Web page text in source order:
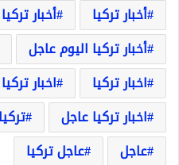
أخبار تركيا
أخبار
أخبار تركيا اليوم عاجل
اخبار تركيا
اخبار
اخبار تركيا عاجل
تركيا
عاجل
عاجل تركيا